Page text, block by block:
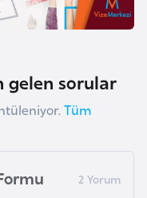
gelen sorular
Tüm